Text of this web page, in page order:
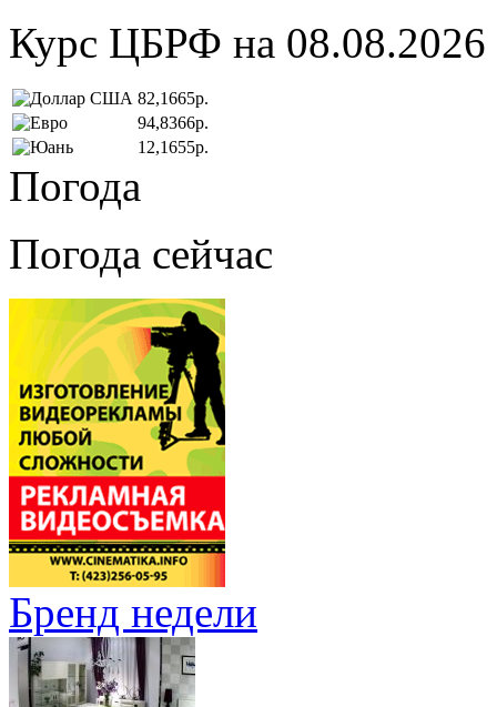
Курс ЦБРФ на 08.08.2026
82,1665р.
94,8366р.
12,1655р.
Погода
Погода сейчас
Бренд недели